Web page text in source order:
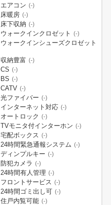
エアコン (-)
床暖房 (-)
床下収納 (-)
ウォークインクロゼット (-)
ウォークインシューズクロゼット
収納豊富 (-)
CS (-)
BS (-)
CATV (-)
光ファイバー (-)
インターネット対応 (-)
オートロック (-)
TVモニタ付インターホン (-)
宅配ボックス (-)
24時間緊急通報システム (-)
ディンプルキー (-)
防犯カメラ (-)
24時間有人管理 (-)
フロントサービス (-)
24時間ゴミ出し可 (-)
住戸内覧可能 (-)